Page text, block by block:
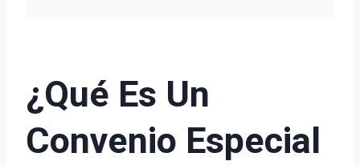
¿Qué Es Un
Convenio Especial